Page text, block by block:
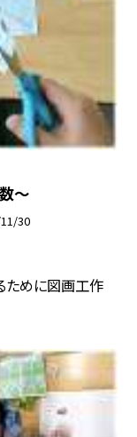
〜
30
ために図画工作